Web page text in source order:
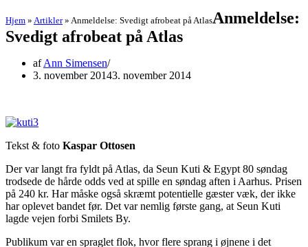
Hjem » Artikler» Anmeldelse: Svedigt afrobeat på AtlasAnmeldelse:
Svedigt afrobeat på Atlas
afAnn Simensen
3. november 20143. november 2014
Tekst & foto Kaspar Ottosen
Der var langt fra fyldt på Atlas, da Seun Kuti & Egypt 80 søndag
trodsede de hårde odds ved at spille en søndag aften i Aarhus. Prisen
på 240 kr. Har måske også skræmt potentielle gæster væk, der ikke
har oplevet bandet før. Det var nemlig første gang, at Seun Kuti
lagde vejen forbi Smilets By.
Publikum var en spraglet flok, hvor flere sprang i øjnene i det